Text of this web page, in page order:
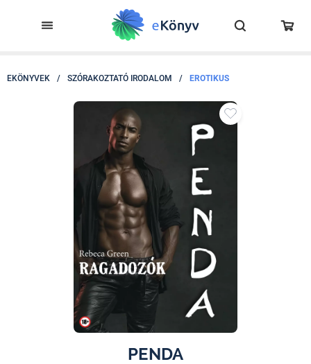
EKÖNYVEK / SZÓRAKOZTATÓ IRODALOM / EROTIKUS
PENDA